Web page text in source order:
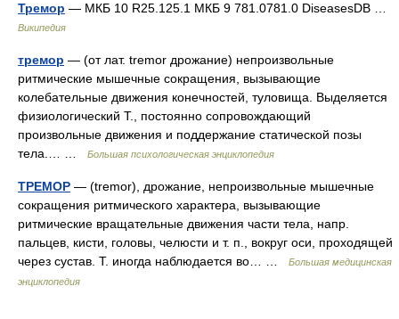
Тремор — МКБ 10 R25.125.1 МКБ 9 781.0781.0 DiseasesDB …
Википедия
тремор — (от лат. tremor дрожание) непроизвольные
ритмические мышечные сокращения, вызывающие
колебательные движения конечностей, туловища. Выделяется
физиологический Т., постоянно сопровождающий
произвольные движения и поддержание статической позы
тела.… …
Большая психологическая энциклопедия
ТРЕМОР — (tremor), дрожание, непроизвольные мышечные
сокращения ритмического характера, вызывающие
ритмические вращательные движения части тела, напр.
пальцев, кисти, головы, челюсти и т. п., вокруг оси, проходящей
через сустав. Т. иногда наблюдается во… …
Большая медицинская
энциклопедия